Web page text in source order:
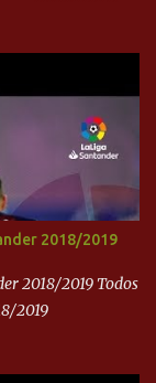
2018/2019
2018/2019 Todos
2019